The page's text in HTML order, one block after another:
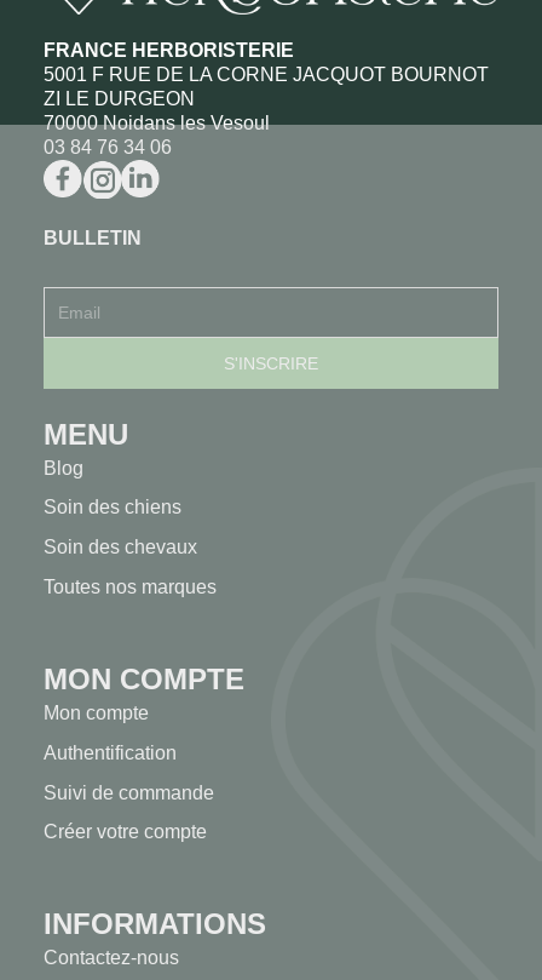
FRANCE HERBORISTERIE
5001 F RUE DE LA CORNE JACQUOT BOURNOT
ZI LE DURGEON
70000 Noidans les Vesoul
03 84 76 34 06
BULLETIN
MENU
Blog
Soin des chiens
Soin des chevaux
Toutes nos marques
MON COMPTE
Mon compte
Authentification
Suivi de commande
Créer votre compte
INFORMATIONS
Contactez-nous